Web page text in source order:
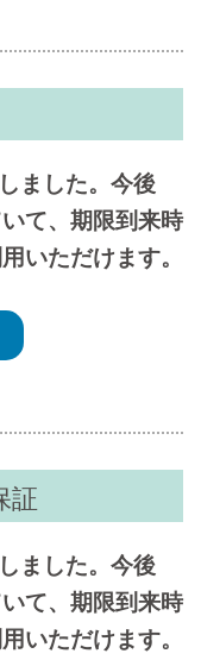
ました。今後
て、期限到来時
いただけます。
証
ました。今後
て、期限到来時
いただけます。